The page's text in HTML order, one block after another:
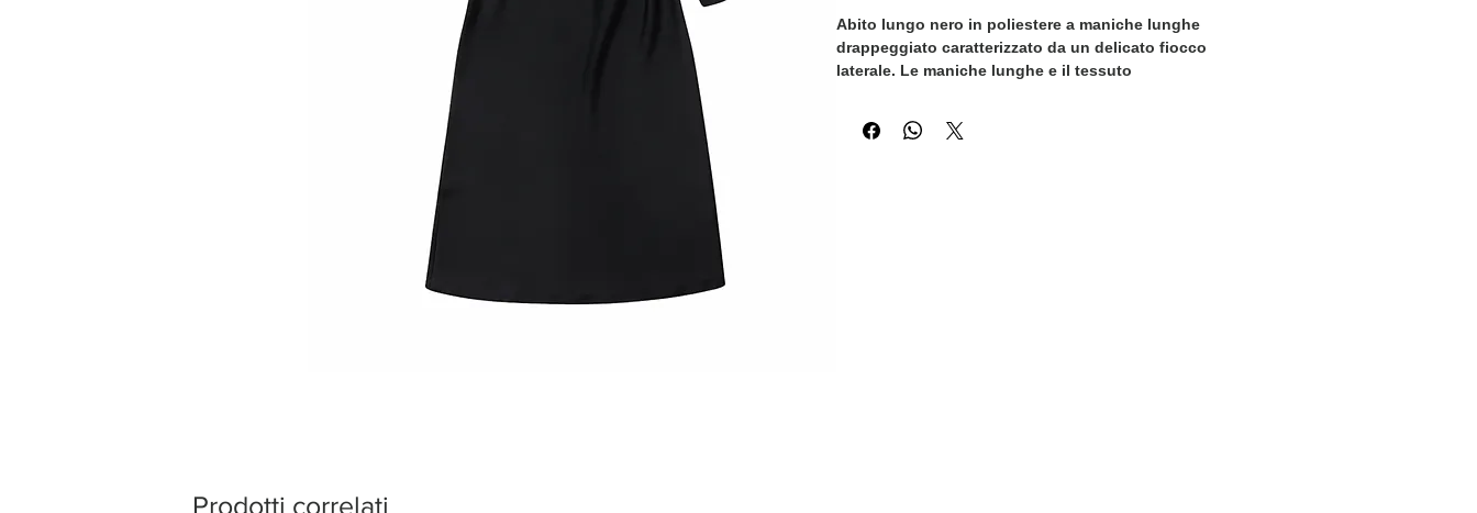
Abito lungo nero in poliestere a maniche lunghe
drappeggiato caratterizzato da un delicato fiocco
laterale. Le maniche lunghe e il tessuto
un tocco glamour e veste questo capo per
Prodotti correlati